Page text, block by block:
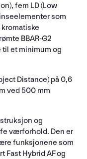
fem LD (Low
som
BBAR-G2
et minimum og
Distance) på 0,6
ved 500 mm
og
værforhold. Den er
funksjonene som
Fast Hybrid AF og